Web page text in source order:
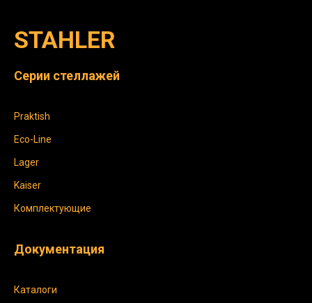
Серии стеллажей
STAHLER
Каталоги
Praktish
Eco-Line
Lager
Kaiser
Комплектующие
Документация